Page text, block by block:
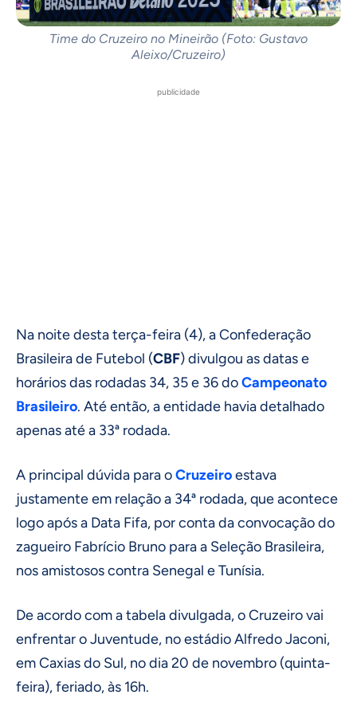
Time do Cruzeiro no Mineirão (Foto: Gustavo
Aleixo/Cruzeiro)
publicidade
Na noite desta terça-feira (4), a Confederação
Brasileira de Futebol (CBF) divulgou as datas e
horários das rodadas 34, 35 e 36 doCampeonato
Brasileiro. Até então, a entidade havia detalhado
apenas até a 33ª rodada.
A principal dúvida para oCruzeiroestava
justamente em relação a 34ª rodada, que acontece
logo após a Data Fifa, por conta da convocação do
zagueiro Fabrício Bruno para a Seleção Brasileira,
nos amistosos contra Senegal e Tunísia.
De acordo com a tabela divulgada, o Cruzeiro vai
enfrentar o Juventude, no estádio Alfredo Jaconi,
em Caxias do Sul, no dia 20 de novembro (quinta-
feira), feriado, às 16h.